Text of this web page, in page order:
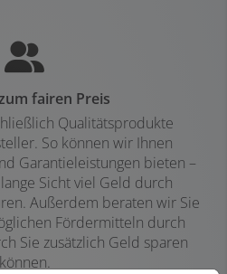
fairen Preis
Qualitätsprodukte
So können wir Ihnen
Garantieleistungen bieten –
Sicht viel Geld durch
Außerdem beraten wir Sie
Fördermitteln durch
Sie zusätzlich Geld sparen
können.